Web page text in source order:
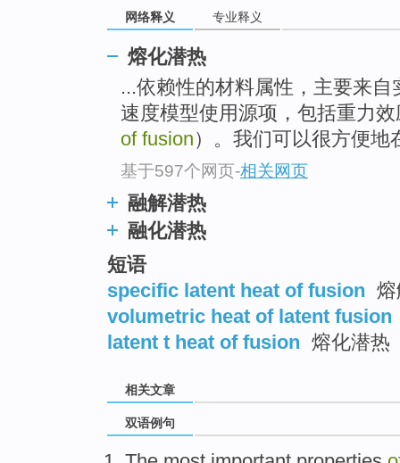
网络释义 专业释义
熔化潜热
...依赖性的材料属性，主要来
速度模型使用源项，包括重力
of fusion）。我们可以很方便
基于597个网页-相关网页
融解潜热
融化潜热
短语
specific latent heat of fusion
volumetric heat of latent fusion
latent t heat of fusion 熔化潜热
相关文章
双语例句